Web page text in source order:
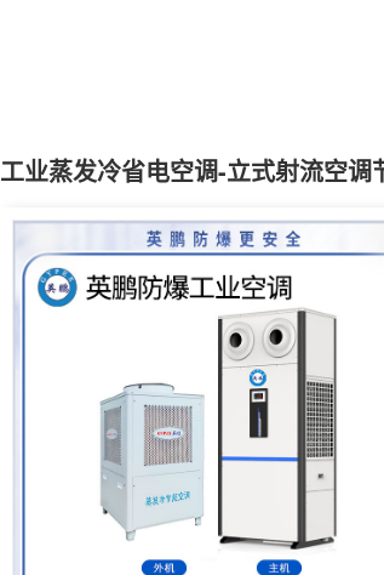
工业蒸发冷省电空调-立式射流空调